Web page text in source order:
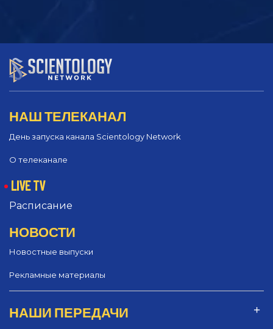
НАШ ТЕЛЕКАНАЛ
День запуска канала Scientology Network
О телеканале
LIVE TV
Расписание
НОВОСТИ
Новостные выпуски
Рекламные материалы
НАШИ ПЕРЕДАЧИ